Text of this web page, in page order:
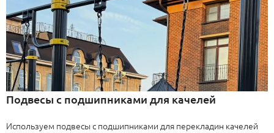
Подвесы с подшипниками для качелей
Используем подвесы с подшипниками для перекладин качелей